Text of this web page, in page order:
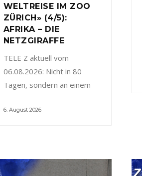
WELTREISE IM ZOO
ZÜRICH» (4/5):
AFRIKA – DIE
NETZGIRAFFE
TELE Z aktuell vom
06.08.2026: Nicht in 80
Tagen, sondern an einem
6. August 2026